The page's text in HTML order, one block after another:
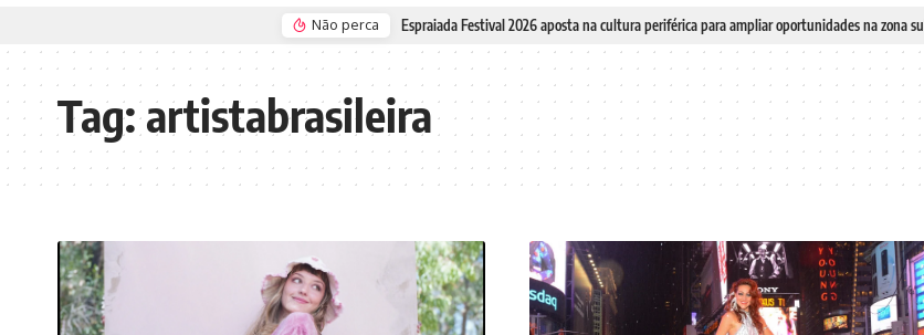
Não perca Espraiada Festival 2026 aposta na cultura periférica para ampliar oportunidades na zona sul
Tag:artistabrasileira